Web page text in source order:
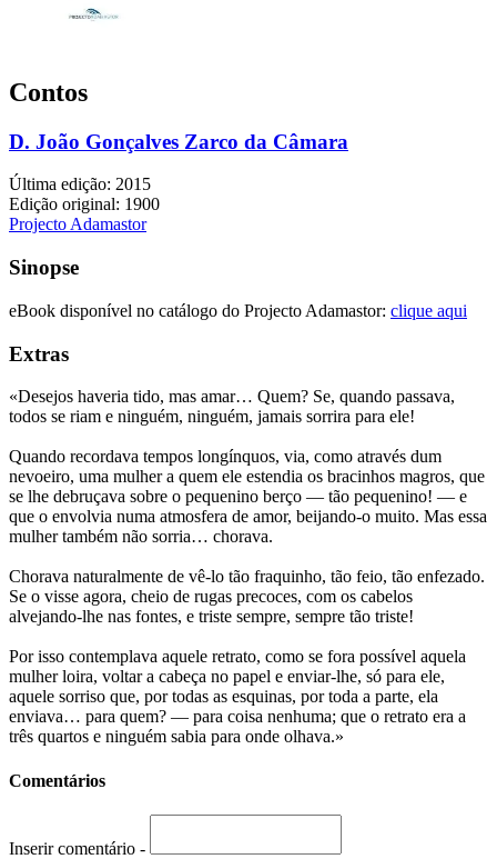
Contos
D. João Gonçalves Zarco da Câmara
Última edição: 2015
Edição original: 1900
Projecto Adamastor
Sinopse
eBook disponível no catálogo do Projecto Adamastor: clique aqui
Extras
«Desejos haveria tido, mas amar… Quem? Se, quando passava,
todos se riam e ninguém, ninguém, jamais sorrira para ele!
Quando recordava tempos longínquos, via, como através dum
nevoeiro, uma mulher a quem ele estendia os bracinhos magros, que
se lhe debruçava sobre o pequenino berço — tão pequenino! — e
que o envolvia numa atmosfera de amor, beijando-o muito. Mas essa
mulher também não sorria… chorava.
Chorava naturalmente de vê-lo tão fraquinho, tão feio, tão enfezado.
Se o visse agora, cheio de rugas precoces, com os cabelos
alvejando-lhe nas fontes, e triste sempre, sempre tão triste!
Por isso contemplava aquele retrato, como se fora possível aquela
mulher loira, voltar a cabeça no papel e enviar-lhe, só para ele,
aquele sorriso que, por todas as esquinas, por toda a parte, ela
enviava… para quem? — para coisa nenhuma; que o retrato era a
três quartos e ninguém sabia para onde olhava.»
Comentários
Inserir comentário -